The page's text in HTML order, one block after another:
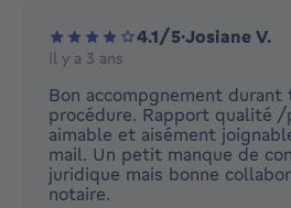
4.1/5·Josiane V.
Il y a 3 ans
Bon accompgnement durant
procédure. Rapport qualité /
aimable et aisément
mail. Un petit manque de
juridique mais bonne
notaire.